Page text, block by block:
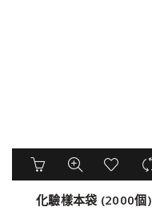
化驗樣本袋 (2000個)